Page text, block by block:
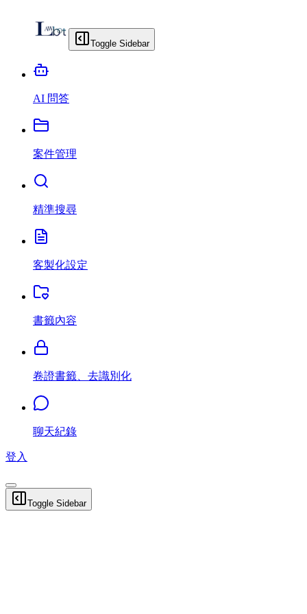
Toggle Sidebar
AI 問答
案件管理
精準搜尋
客製化設定
書籤內容
卷證書籤、去識別化
聊天紀錄
登入
Toggle Sidebar